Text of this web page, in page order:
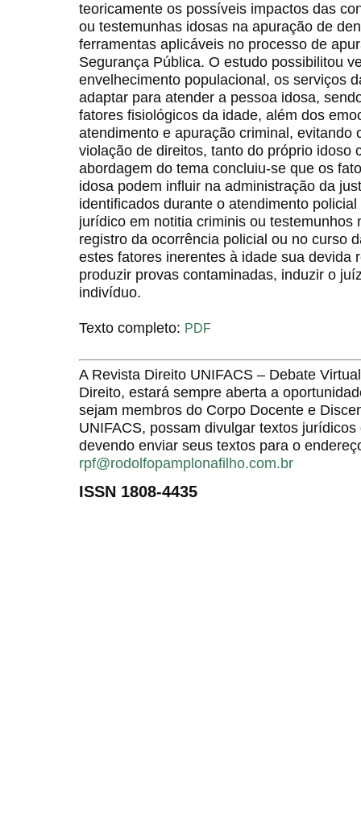
teoricamente os possíveis impactos das
ou testemunhas idosas na apuração de
ferramentas aplicáveis no processo de
Segurança Pública. O estudo possibilitou
envelhecimento populacional, os serviços
adaptar para atender a pessoa idosa,
fatores fisiológicos da idade, além dos
atendimento e apuração criminal, evitando
violação de direitos, tanto do próprio idoso
abordagem do tema concluiu-se que os
idosa podem influir na administração da
identificados durante o atendimento
jurídico em notitia criminis ou testemunhos
registro da ocorrência policial ou no curso
estes fatores inerentes à idade sua devida
produzir provas contaminadas, induzir o
indivíduo.
Texto completo: PDF
A Revista Direito UNIFACS – Debate
Direito, estará sempre aberta a
sejam membros do Corpo Docente e
UNIFACS, possam divulgar textos
devendo enviar seus textos para o
rpf@rodolfopamplonafilho.com.br
ISSN 1808-4435